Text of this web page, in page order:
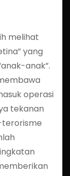
melihat
yang
anak”.
operasi
tekanan